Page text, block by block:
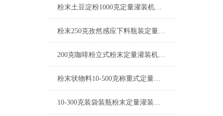
粉末土豆淀粉1000克定量灌装机厂家
粉末250克孜然感应下料瓶装定量灌装机设备
200克咖啡粉立式粉末定量灌装机简介
粉末状物料10-500克称重式定量灌装机操作简单
10-300克装袋装瓶粉末定量灌装机简介